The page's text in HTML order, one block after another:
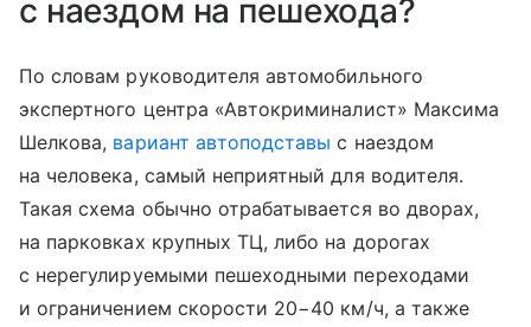
с наездом на пешехода?
По словам руководителя автомобильного
экспертного центра «Автокриминалист» Максима
Шелкова, вариант автоподставы с наездом
на человека, самый неприятный для водителя.
Такая схема обычно отрабатывается во дворах,
на парковках крупных ТЦ, либо на дорогах
с нерегулируемыми пешеходными переходами
и ограничением скорости 20−40 км/ч, а также